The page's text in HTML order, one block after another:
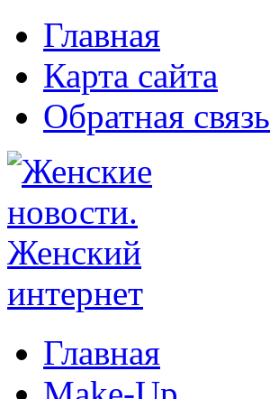
Главная
Карта сайта
Обратная связь
Главная